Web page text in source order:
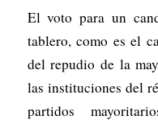
El voto para un
tablero, como es el
del repudio de la
las instituciones del
partidos